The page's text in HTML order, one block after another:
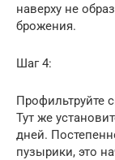
наверху не
брожения.
Шаг 4:
Профильтруйте
Тут же
дней.
пузырики, это